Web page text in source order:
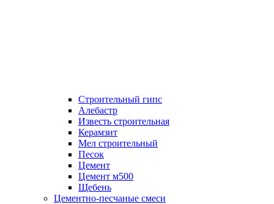
Строительный гипс
Алебастр
Известь строительная
Керамзит
Мел строительный
Песок
Цемент
Цемент м500
Щебень
Цементно-песчаные смеси